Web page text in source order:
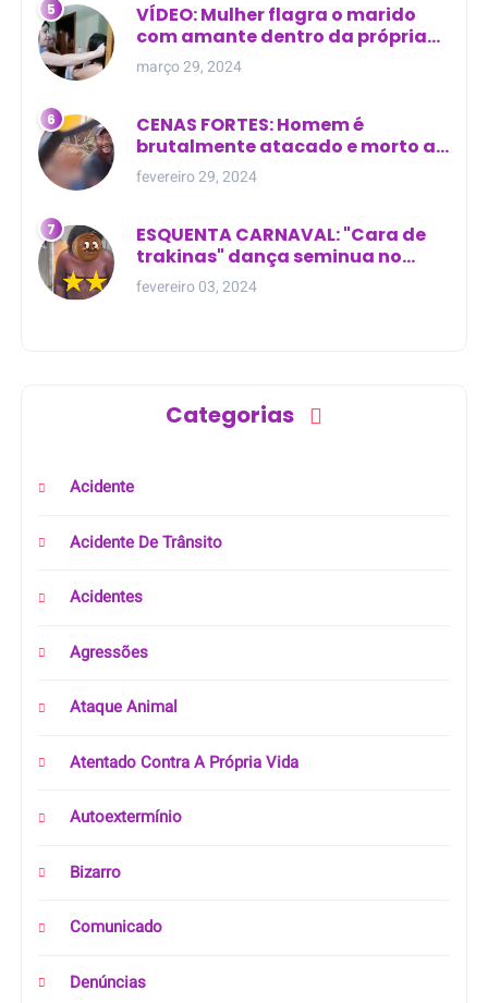
VÍDEO: Mulher flagra o marido
com amante dentro da própria
residência
março 29, 2024
CENAS FORTES: Homem é
brutalmente atacado e morto a
golpes de facão em joão lisboa
fevereiro 29, 2024
ESQUENTA CARNAVAL: "Cara de
trakinas" dança seminua no
meio da rua na Bahia
fevereiro 03, 2024
Categorias
Acidente
Acidente De Trânsito
Acidentes
Agressões
Ataque Animal
Atentado Contra A Própria Vida
Autoextermínio
Bizarro
Comunicado
Denúncias